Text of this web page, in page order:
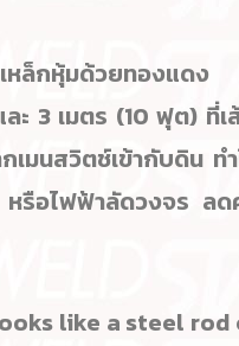
หล็กหุ้มด้วยทองแดง
ะ 3 เมตร (10 ฟุต) ที่
เมนสวิตช์เข้ากับดิน ท
รือไฟฟ้าลัดวงจร ลด
like a steel rod